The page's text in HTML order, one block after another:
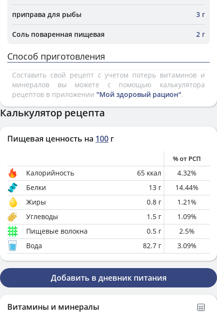
приправа для рыбы 3 г
Соль поваренная пищевая 2 г
Способ приготовления
Составить свой рецепт с учетом потерь витаминов и
минералов вы можете с помощью калькулятора
рецептов в приложении "Мой здоровый рацион".
Калькулятор рецепта
Пищевая ценность на 100 г
% от РСП
Калорийность 65 ккал 4.32%
Белки
13 г 14.44%
Жиры
0.8 г 1.21%
Углеводы
1.5 г 1.09%
Пищевые волокна
0.5 г 2.5%
Вода
82.7 г 3.09%
Добавить в дневник питания
Витамины и минералы